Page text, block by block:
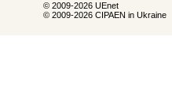
© 2009-2026 UEnet
© 2009-2026 CIPAEN in Ukraine